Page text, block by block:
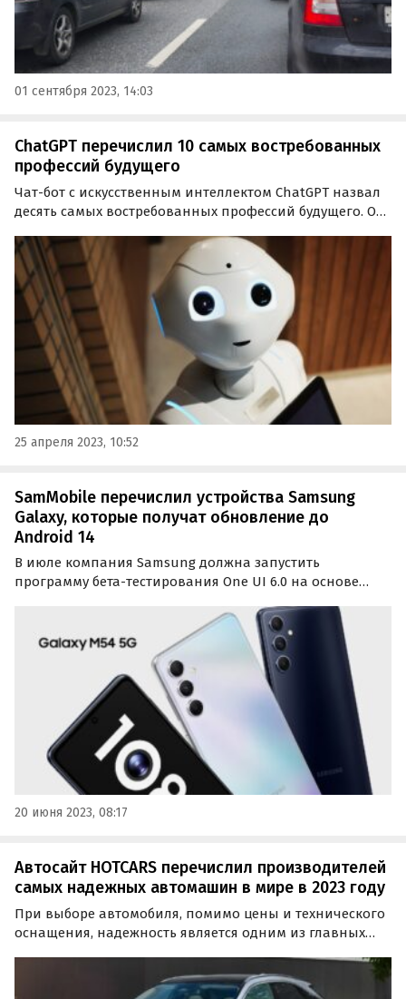
01 сентября 2023, 14:03
ChatGPT перечислил 10 самых востребованных
профессий будущего
Чат-бот с искусственным интеллектом ChatGPT назвал
десять самых востребованных профессий будущего. Об
NN.
25 апреля 2023, 10:52
SamMobile перечислил устройства Samsung
Galaxy, которые получат обновление до
Android 14
В июле компания Samsung должна запустить
программу бета-тестирования One UI 6.0 на основе
право на обновление до новой версии ОС, рассказали
авторы портала SamMobile.
20 июня 2023, 08:17
Автосайт HOTCARS перечислил производителей
самых надежных автомашин в мире в 2023 году
При выборе автомобиля, помимо цены и технического
оснащения, надежность является одним из главных
рейтинг самых надежных и безопасных машин на
рынке, в котором японские производители Mazda,